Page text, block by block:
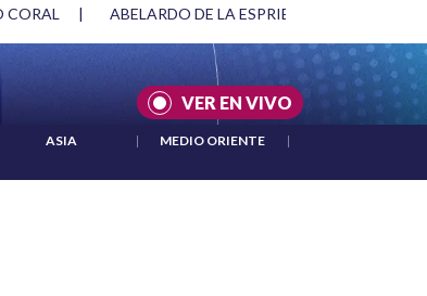
CORAL | ABELARDO DE LA ESPRIELLA Y DMG
VER EN VIVO
ASIA | MEDIO ORIENTE
|